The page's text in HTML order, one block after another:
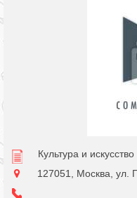
Культура и искусство
127051, Москва, ул.